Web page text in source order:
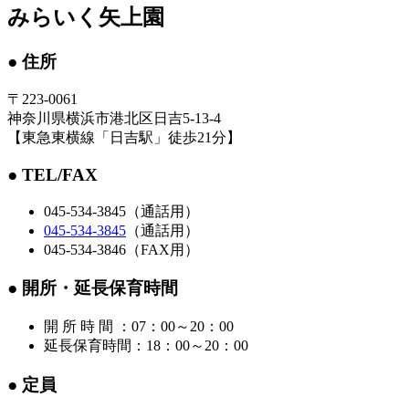
みらいく矢上園
● 住所
〒223‐0061
神奈川県横浜市港北区日吉5-13-4
【東急東横線「日吉駅」徒歩21分】
● TEL/FAX
045-534-3845（通話用）
045-534-3845 （通話用）
045-534-3846（FAX用）
● 開所・延長保育時間
開 所 時 間 ：07：00～20：00
延長保育時間：18：00～20：00
● 定員